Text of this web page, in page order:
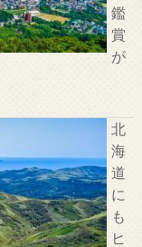
鑑
賞
が
北
海
道
に
も
ヒ